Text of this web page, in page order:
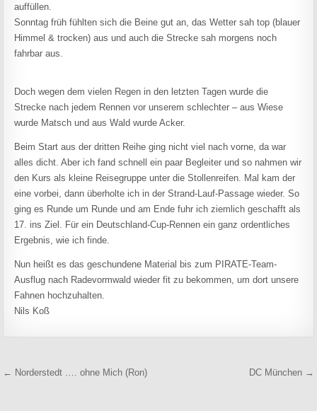
auffüllen.
Sonntag früh fühlten sich die Beine gut an, das Wetter sah top (blauer
Himmel & trocken) aus und auch die Strecke sah morgens noch
fahrbar aus.
Doch wegen dem vielen Regen in den letzten Tagen wurde die
Strecke nach jedem Rennen vor unserem schlechter – aus Wiese
wurde Matsch und aus Wald wurde Acker.
Beim Start aus der dritten Reihe ging nicht viel nach vorne, da war
alles dicht. Aber ich fand schnell ein paar Begleiter und so nahmen wir
den Kurs als kleine Reisegruppe unter die Stollenreifen. Mal kam der
eine vorbei, dann überholte ich in der Strand-Lauf-Passage wieder. So
ging es Runde um Runde und am Ende fuhr ich ziemlich geschafft als
17. ins Ziel. Für ein Deutschland-Cup-Rennen ein ganz ordentliches
Ergebnis, wie ich finde.
Nun heißt es das geschundene Material bis zum PIRATE-Team-
Ausflug nach Radevormwald wieder fit zu bekommen, um dort unsere
Fahnen hochzuhalten.
Nils Koß
Beitragsnavigation
← Norderstedt …. ohne Mich (Ron) DC München →